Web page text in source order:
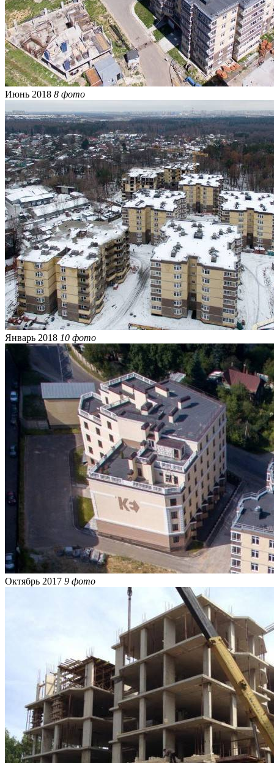
Июнь 2018 8 фото
Январь 2018 10 фото
Октябрь 2017 9 фото